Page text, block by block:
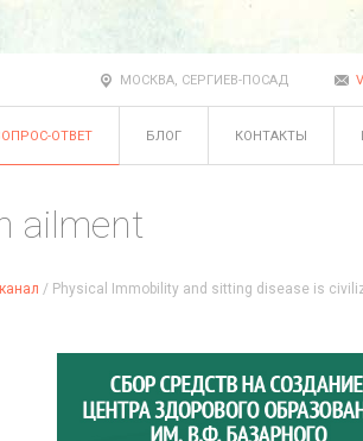
МОСКВА, СЕРГИЕВ-ПОСАД
ОТВЕТ БЛОГ КОНТАКТЫ
ailment
/ Physical Immobility and sitting disease is